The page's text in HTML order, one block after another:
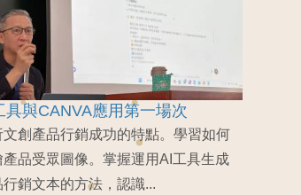
具與CANVA應用第一場次
文創產品行銷成功的特點。學習如何
產品受眾圖像。掌握運用AI工具生成
行銷文本的方法，認識...